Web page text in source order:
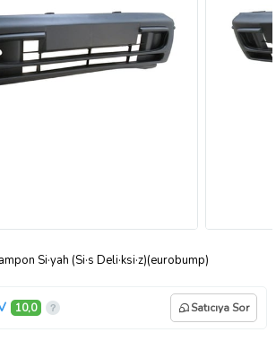
Si·yah (Si·s Deli·ksi·z)(eurobump)
10,0 Satıcıya Sor